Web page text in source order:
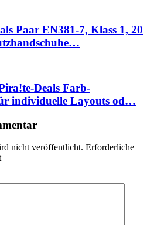
Paar EN381-7, Klass 1, 20
Deals Farb-
individuelle Layouts od…
nicht veröffentlicht. Erforderliche